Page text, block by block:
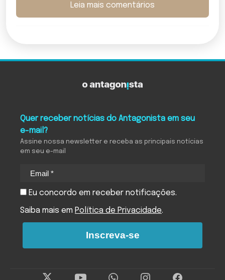
Leia mais comentários
Quer receber notícias do Antagonista em seu
e-mail?
Assine nossa newsletter e receba as principais notícias
em seu e-mail
Eu concordo em receber notificações.
Saiba mais em Política de Privacidade.
Inscreva-se